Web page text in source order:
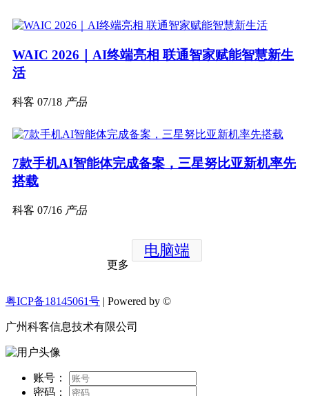
WAIC 2026｜AI终端亮相 联通智家赋能智慧新生
活
科客 07/18 产品
7款手机AI智能体完成备案，三星努比亚新机率先
搭载
科客 07/16 产品
更多
电脑端
粤ICP备18145061号 | Powered by ©
广州科客信息技术有限公司
账号：
密码：